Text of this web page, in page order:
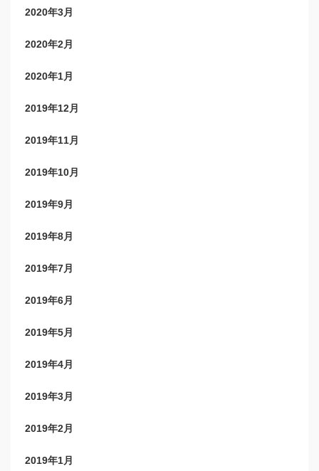
2020年3月
2020年2月
2020年1月
2019年12月
2019年11月
2019年10月
2019年9月
2019年8月
2019年7月
2019年6月
2019年5月
2019年4月
2019年3月
2019年2月
2019年1月